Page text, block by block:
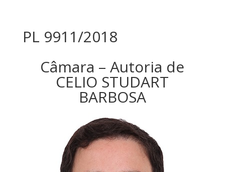
PL 9911/2018
Câmara – Autoria de
CELIO STUDART
BARBOSA